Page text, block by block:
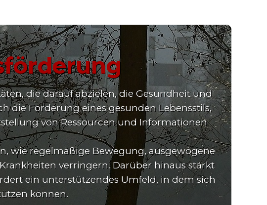
die darauf abzielen, die Gesundheit und
die Förderung eines gesunden Lebensstils,
von Ressourcen und Informationen
wie regelmäßige Bewegung, ausgewogene
verringern. Darüber hinaus stärkt
ein unterstützendes Umfeld, in dem sich
können.